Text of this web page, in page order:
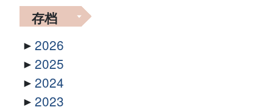
存档
2026
2025
2024
2023